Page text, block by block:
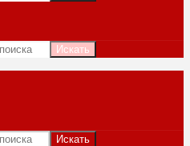
Искать
Искать